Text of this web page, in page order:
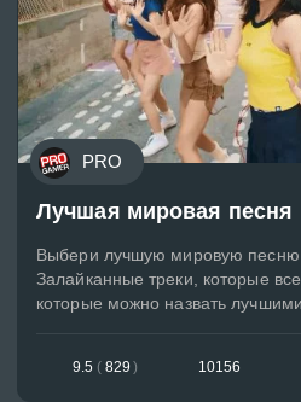
PRO
Лучшая мировая песня
Выбери лучшую мировую песню
Залайканные треки, которые
которые можно назвать
9.5 ( 829 ) 10156